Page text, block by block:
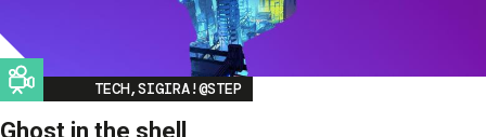
Image
TECH,SIGIRA!@STEP
Ghost in the shell